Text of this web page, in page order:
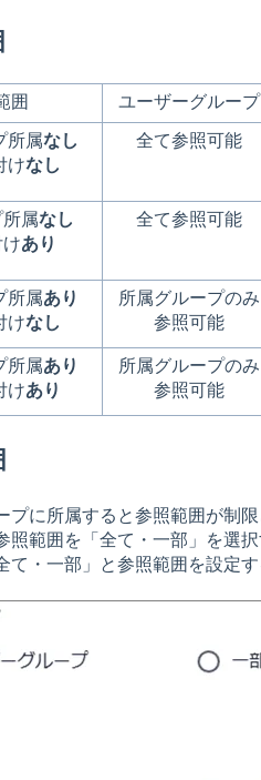
囲 ユーザーグループ
所属なし
けなし
全て参照可能
属なし
あり
全て参照可能
所属あり
けなし
所属グループのみ
参照可能
所属あり
けあり
所属グループのみ
参照可能
プに所属すると参照範囲が制
範囲を「全て・一部」を選択
て・一部」と参照範囲を設定す